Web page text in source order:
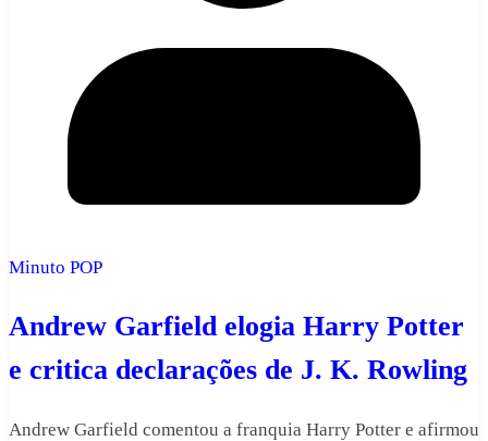
Minuto POP
Andrew Garfield elogia Harry Potter
e critica declarações de J. K. Rowling
Andrew Garfield comentou a franquia Harry Potter e afirmou